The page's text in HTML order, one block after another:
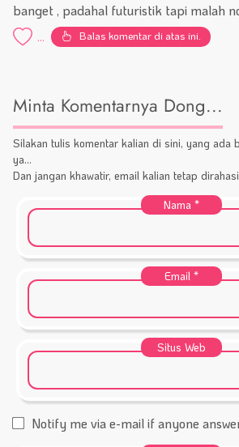
banget , padahal futuristik tapi malah
... Balas komentar di atas ini.
Minta Komentarnya Dong...
Silakan tulis komentar kalian di sini, yang ada
ya...
Dan jangan khawatir, email kalian tetap
Nama *
Email *
Situs Web
Notify me via e-mail if anyone